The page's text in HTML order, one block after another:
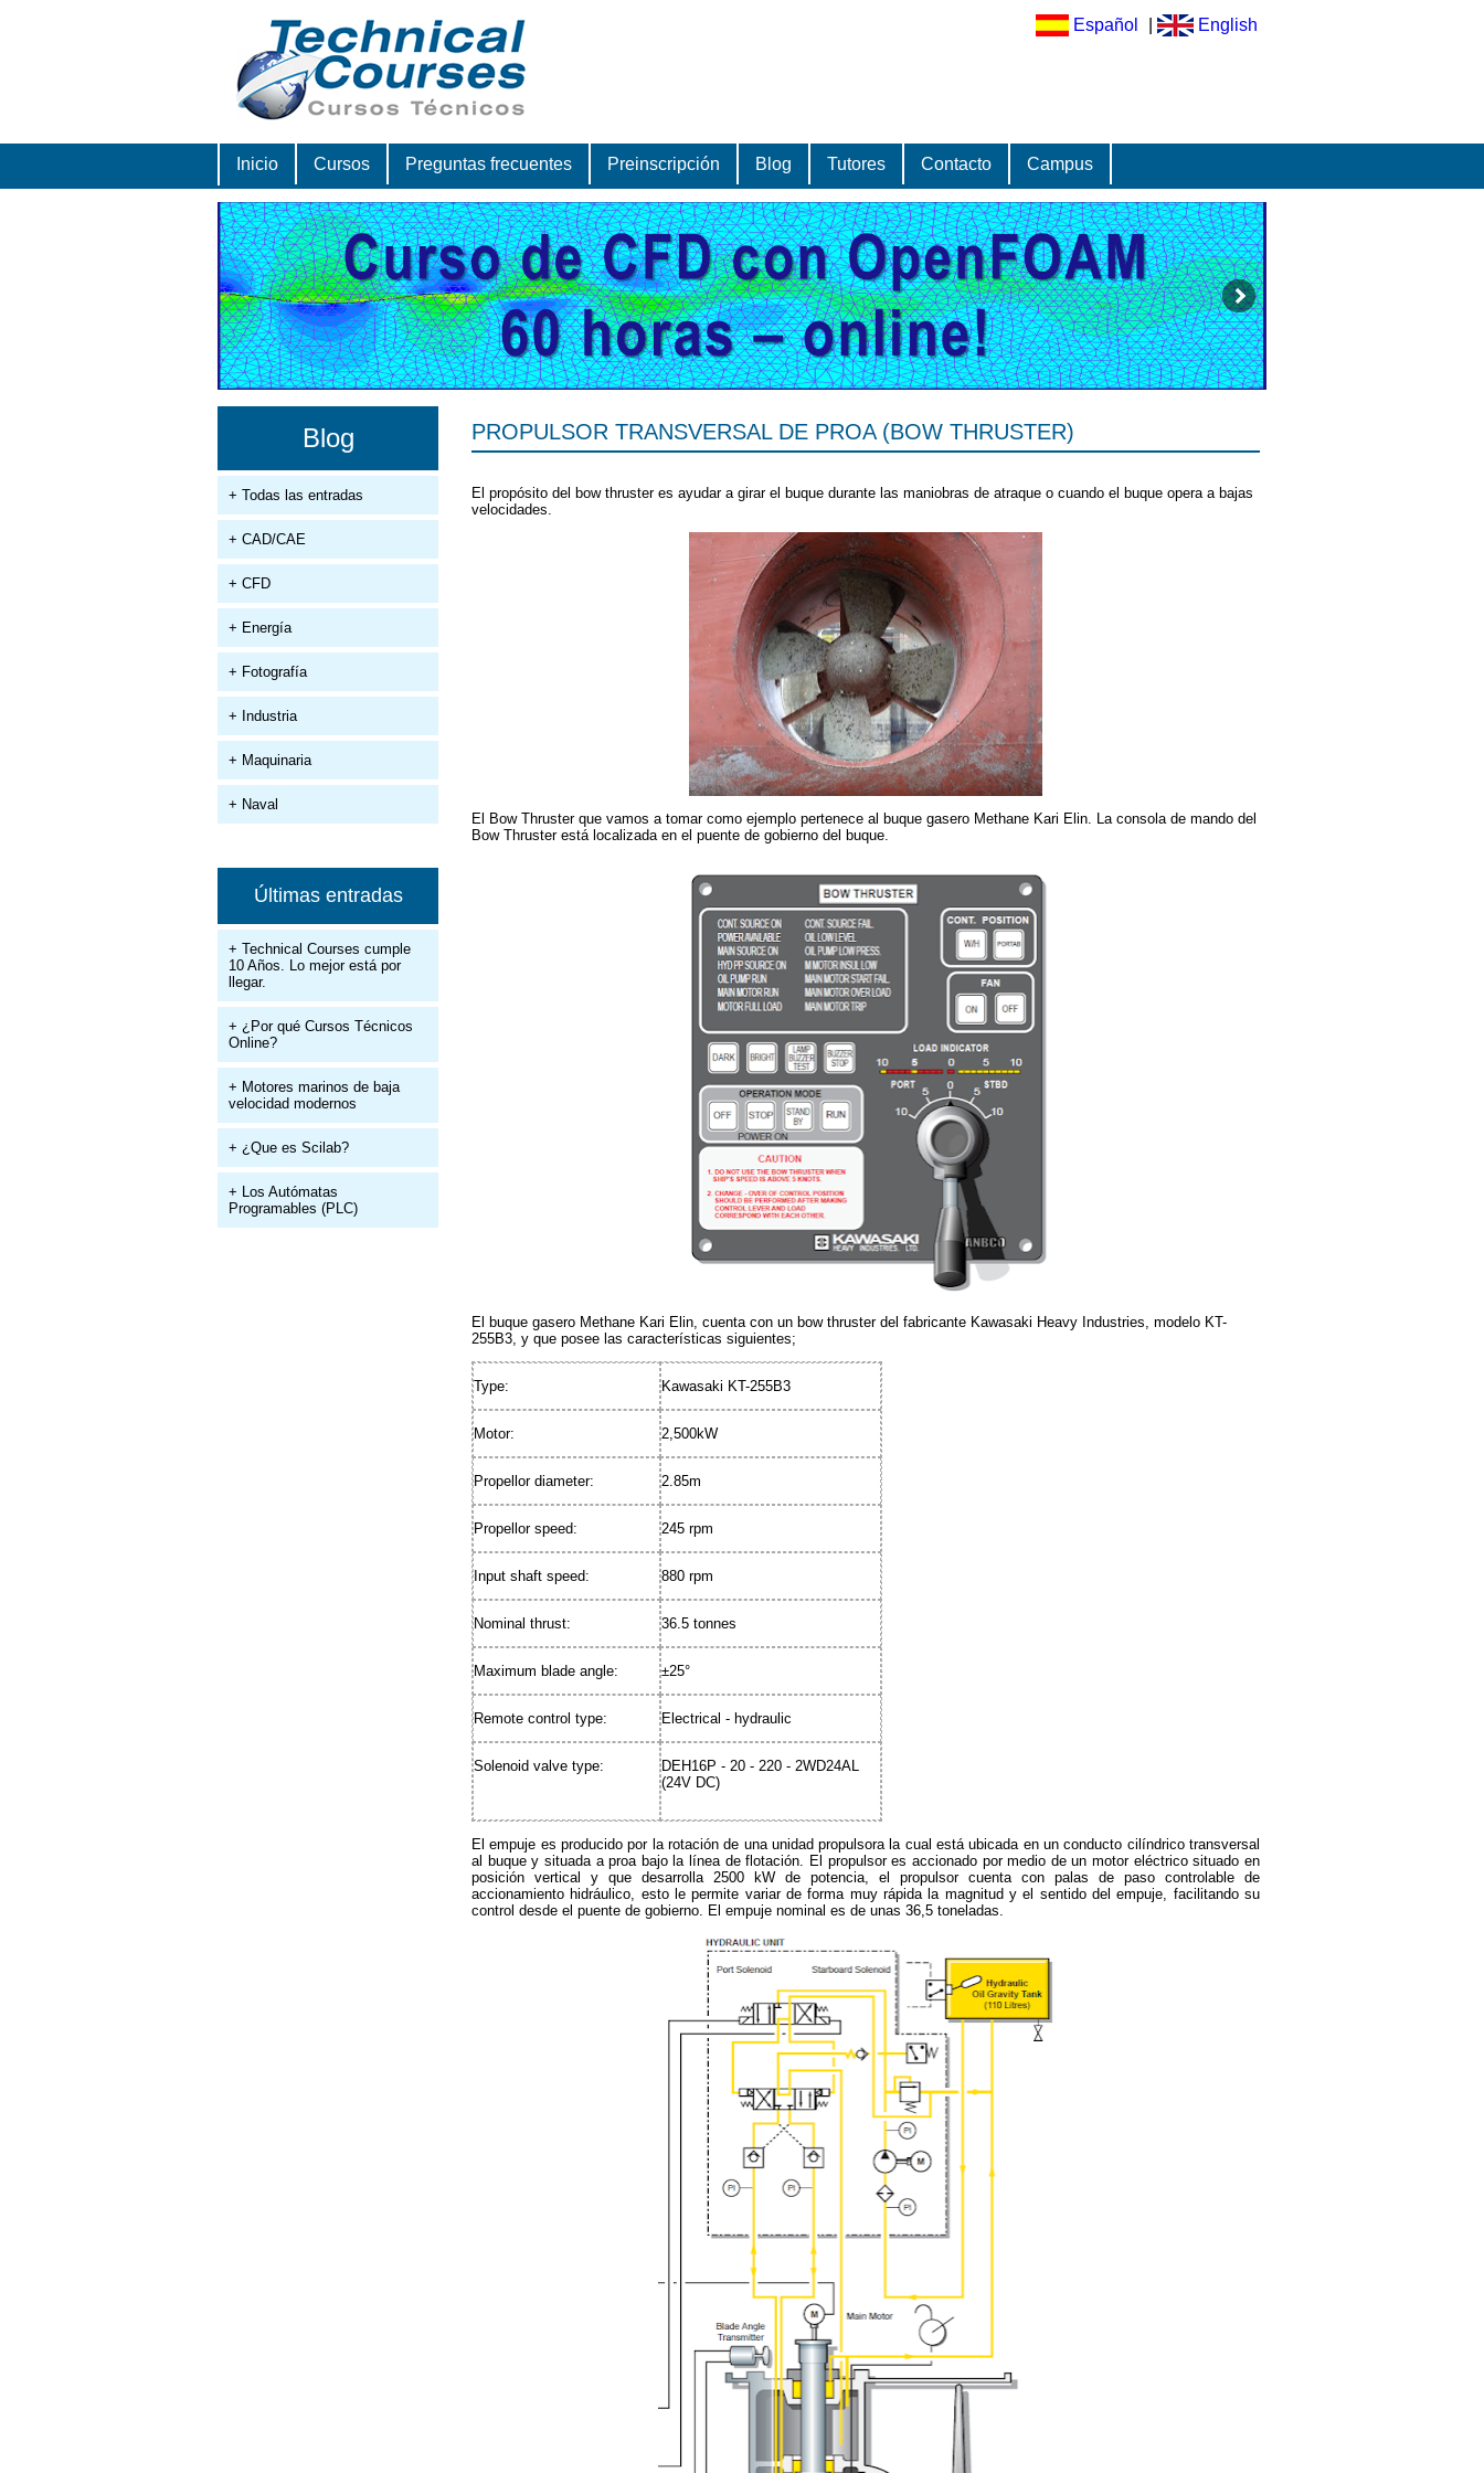
Español English
Inicio Cursos Preguntas frecuentes Preinscripción Blog Tutores Contacto Campus
Blog
+ Todas las entradas
+ CAD/CAE
+ CFD
+ Energía
+ Fotografía
+ Industria
+ Maquinaria
+ Naval
Últimas entradas
+ Technical Courses cumple
10 Años. Lo mejor está por
llegar.
+ ¿Por qué Cursos Técnicos
Online?
+ Motores marinos de baja
velocidad modernos
+ ¿Que es Scilab?
+ Los Autómatas
Programables (PLC)
PROPULSOR TRANSVERSAL DE PROA (BOW THRUSTER)
El propósito del bow thruster es ayudar a girar el buque durante las maniobras de atraque o cuando el buque opera a bajas
velocidades.
El Bow Thruster que vamos a tomar como ejemplo pertenece al buque gasero Methane Kari Elin. La consola de mando del
Bow Thruster está localizada en el puente de gobierno del buque.
El buque gasero Methane Kari Elin, cuenta con un bow thruster del fabricante Kawasaki Heavy Industries, modelo KT-
255B3, y que posee las características siguientes;
Type: Kawasaki KT-255B3
Motor: 2,500kW
Propellor diameter: 2.85m
Propellor speed: 245 rpm
Input shaft speed: 880 rpm
Nominal thrust: 36.5 tonnes
Maximum blade angle: ±25°
Remote control type: Electrical - hydraulic
Solenoid valve type:
DEH16P - 20 - 220 - 2WD24AL
(24V DC)
El empuje es producido por la rotación de una unidad propulsora la cual está ubicada en un conducto cilíndrico transversal
al buque y situada a proa bajo la línea de flotación. El propulsor es accionado por medio de un motor eléctrico situado en
posición vertical y que desarrolla 2500 kW de potencia, el propulsor cuenta con palas de paso controlable de
accionamiento hidráulico, esto le permite variar de forma muy rápida la magnitud y el sentido del empuje, facilitando su
control desde el puente de gobierno. El empuje nominal es de unas 36,5 toneladas.